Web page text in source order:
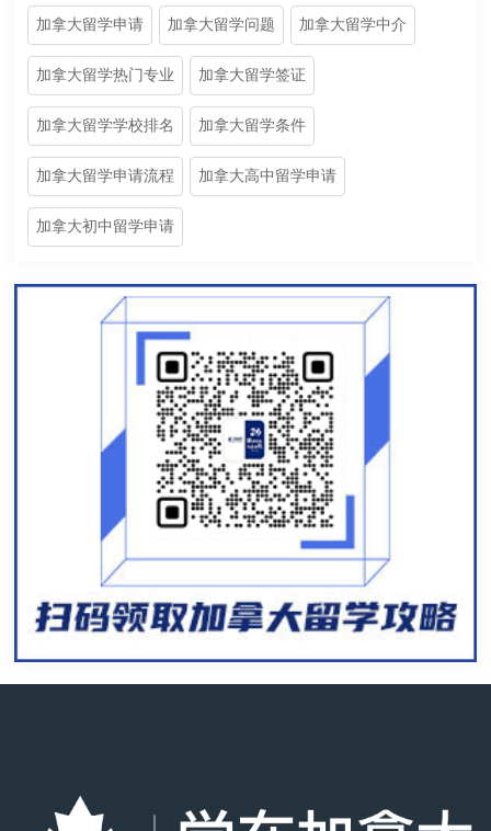
加拿大留学申请 加拿大留学问题 加拿大留学中介
加拿大留学热门专业 加拿大留学签证
加拿大留学学校排名 加拿大留学条件
加拿大留学申请流程 加拿大高中留学申请
加拿大初中留学申请